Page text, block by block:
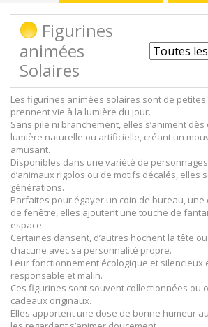
Figurines
animées
Solaires
Les figurines animées solaires sont de
prennent vie à la lumière du jour.
Sans pile ni branchement, elles s’animent dès
lumière naturelle ou artificielle, créant un
amusant.
Disponibles dans une variété de
d’animaux rigolos ou de motifs décalés, elles
générations.
Parfaites pour égayer un coin de bureau,
de fenêtre, elles ajoutent une touche de
espace.
Certaines dansent, d’autres hochent la tête
chacune avec sa personnalité propre.
Leur fonctionnement écologique et silencieux
responsable et malin.
Ces figurines sont souvent collectionnées ou
cadeaux originaux.
Elles apportent une dose de bonne humeur